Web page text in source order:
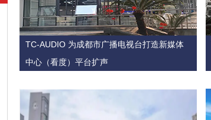
TC-AUDIO 为成都市广播电视台打造新媒体
中心（看度）平台扩声